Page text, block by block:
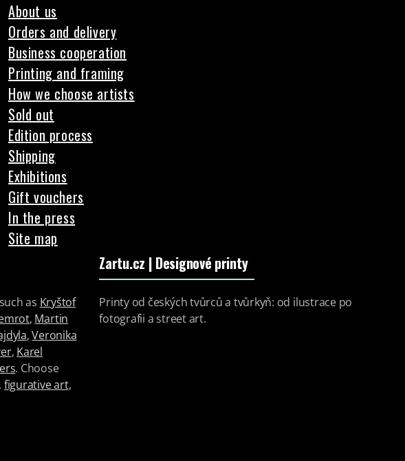
About us
Orders and delivery
Business cooperation
Printing and framing
How we choose artists
Sold out
Edition process
Shipping
Exhibitions
Gift vouchers
In the press
Site map
as Kryštof
, Martin
,Veronika
, Karel
. Choose
figurative art,
Zartu.cz | Designové printy
Printy od českých tvůrců a tvůrkyň: od ilustrace po
fotografii a street art.